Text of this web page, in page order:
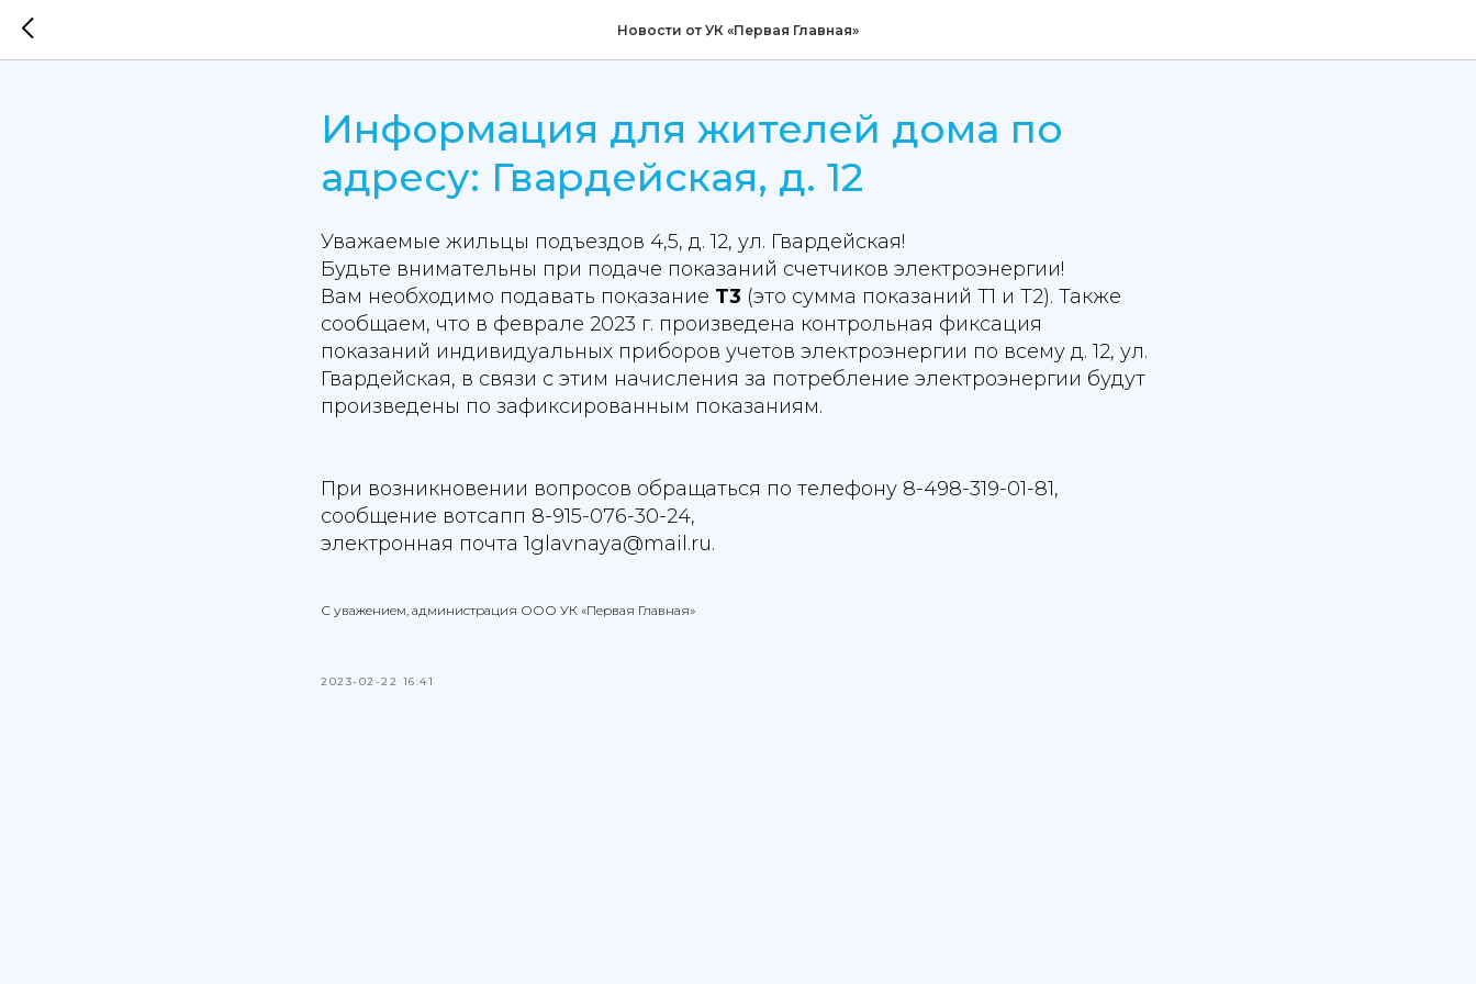
Новости от УК «Первая Главная»
Информация для жителей дома по
адресу: Гвардейская, д. 12
Уважаемые жильцы подъездов 4,5, д. 12, ул. Гвардейская!
Будьте внимательны при подаче показаний счетчиков электроэнергии!
Вам необходимо подавать показание Т3 (это сумма показаний Т1 и Т2). Также
сообщаем, что в феврале 2023 г. произведена контрольная фиксация
показаний индивидуальных приборов учетов электроэнергии по всему д. 12, ул.
Гвардейская, в связи с этим начисления за потребление электроэнергии будут
произведены по зафиксированным показаниям.
При возникновении вопросов обращаться по телефону 8-498-319-01-81,
сообщение вотсапп 8-915-076-30-24,
электронная почта 1glavnaya@mail.ru.
С уважением, администрация ООО УК «Первая Главная»
2023-02-22 16:41